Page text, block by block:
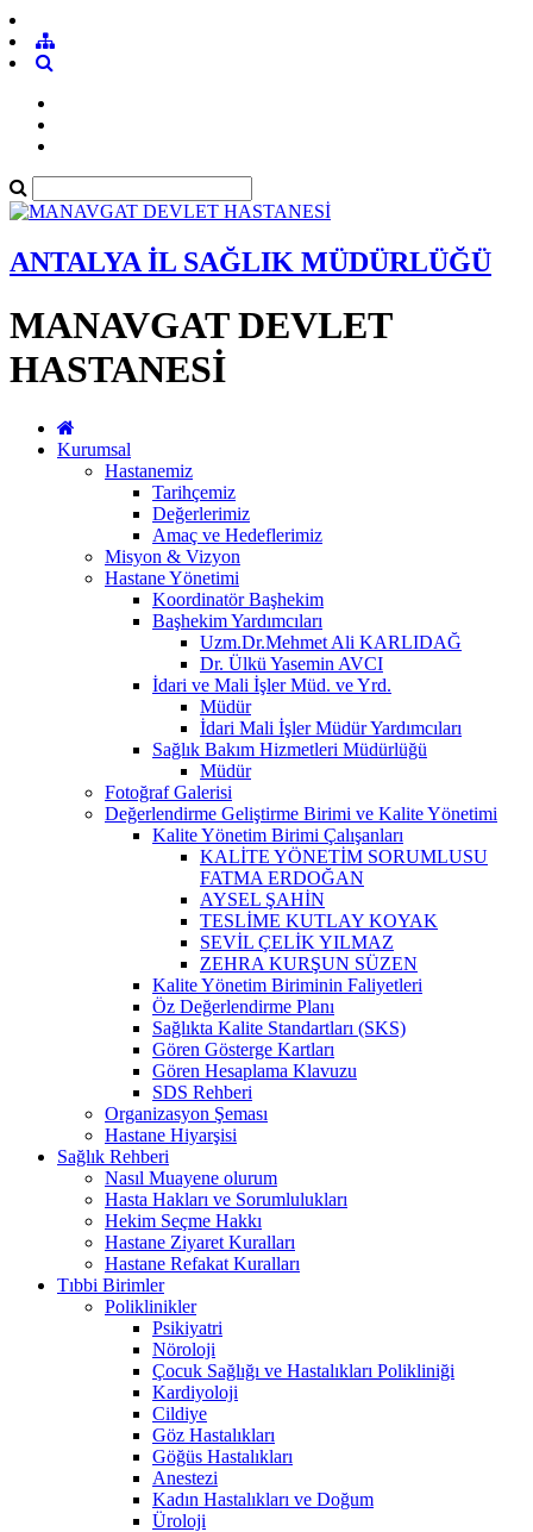
ANTALYA İL SAĞLIK MÜDÜRLÜĞÜ
MANAVGAT DEVLET
HASTANESİ
Kurumsal
Hastanemiz
Tarihçemiz
Değerlerimiz
Amaç ve Hedeflerimiz
Misyon & Vizyon
Hastane Yönetimi
Koordinatör Başhekim
Başhekim Yardımcıları
Uzm.Dr.Mehmet Ali KARLIDAĞ
Dr. Ülkü Yasemin AVCI
İdari ve Mali İşler Müd. ve Yrd.
Müdür
İdari Mali İşler Müdür Yardımcıları
Sağlık Bakım Hizmetleri Müdürlüğü
Müdür
Fotoğraf Galerisi
Değerlendirme Geliştirme Birimi ve Kalite Yönetimi
Kalite Yönetim Birimi Çalışanları
KALİTE YÖNETİM SORUMLUSU
FATMA ERDOĞAN
AYSEL ŞAHİN
TESLİME KUTLAY KOYAK
SEVİL ÇELİK YILMAZ
ZEHRA KURŞUN SÜZEN
Kalite Yönetim Biriminin Faliyetleri
Öz Değerlendirme Planı
Sağlıkta Kalite Standartları (SKS)
Gören Gösterge Kartları
Gören Hesaplama Klavuzu
SDS Rehberi
Organizasyon Şeması
Hastane Hiyarşisi
Sağlık Rehberi
Nasıl Muayene olurum
Hasta Hakları ve Sorumlulukları
Hekim Seçme Hakkı
Hastane Ziyaret Kuralları
Hastane Refakat Kuralları
Tıbbi Birimler
Poliklinikler
Psikiyatri
Nöroloji
Çocuk Sağlığı ve Hastalıkları Polikliniği
Kardiyoloji
Cildiye
Göz Hastalıkları
Göğüs Hastalıkları
Anestezi
Kadın Hastalıkları ve Doğum
Üroloji